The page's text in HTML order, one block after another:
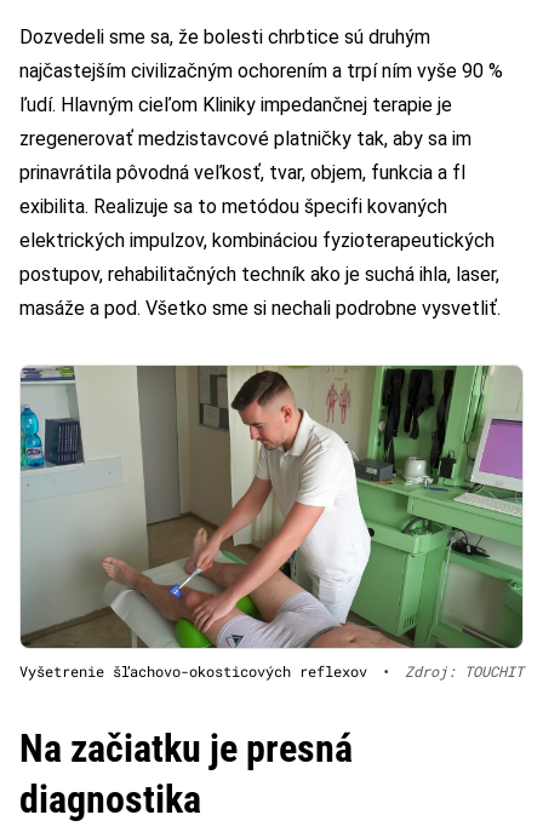
Dozvedeli sme sa, že bolesti chrbtice sú druhým
najčastejším civilizačným ochorením a trpí ním vyše 90 %
ľudí. Hlavným cieľom Kliniky impedančnej terapie je
zregenerovať medzistavcové platničky tak, aby sa im
prinavrátila pôvodná veľkosť, tvar, objem, funkcia a fl
exibilita. Realizuje sa to metódou špecifi kovaných
elektrických impulzov, kombináciou fyzioterapeutických
postupov, rehabilitačných techník ako je suchá ihla, laser,
masáže a pod. Všetko sme si nechali podrobne vysvetliť.
Vyšetrenie šľachovo-okosticových reflexov • Zdroj: TOUCHIT
Na začiatku je presná
diagnostika